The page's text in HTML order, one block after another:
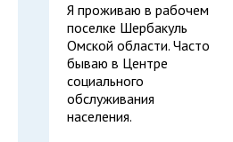
Я проживаю в рабочем
поселке Шербакуль
Омской области. Часто
бываю в Центре
социального
обслуживания
населения.